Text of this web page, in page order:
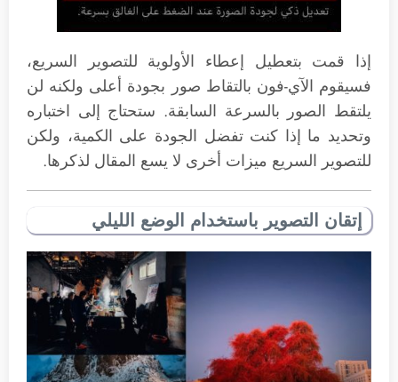
إذا قمت بتعطيل إعطاء الأولوية للتصوير السريع،
فسيقوم الآي-فون بالتقاط صور بجودة أعلى ولكنه لن
يلتقط الصور بالسرعة السابقة. ستحتاج إلى اختباره
وتحديد ما إذا كنت تفضل الجودة على الكمية، ولكن
للتصوير السريع ميزات أخرى لا يسع المقال لذكرها.
إتقان التصوير باستخدام الوضع الليلي